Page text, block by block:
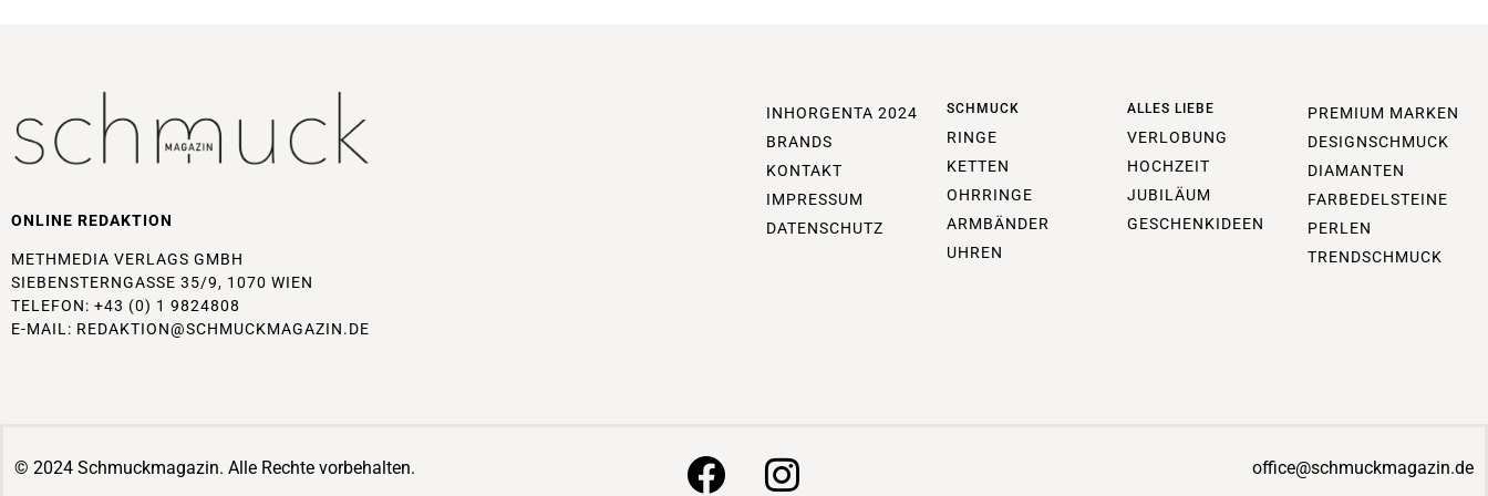
ONLINE REDAKTION
METHMEDIA VERLAGS GMBH
SIEBENSTERNGASSE 35/9, 1070 WIEN
TELEFON: +43 (0) 1 9824808
E-MAIL: REDAKTION@SCHMUCKMAGAZIN.DE
INHORGENTA 2024
BRANDS
KONTAKT
IMPRESSUM
DATENSCHUTZ
SCHMUCK
RINGE
KETTEN
OHRRINGE
ARMBÄNDER
UHREN
ALLES LIEBE
VERLOBUNG
HOCHZEIT
JUBILÄUM
GESCHENKIDEEN
PREMIUM MARKEN
DESIGNSCHMUCK
DIAMANTEN
FARBEDELSTEINE
PERLEN
TRENDSCHMUCK
© 2024 Schmuckmagazin. Alle Rechte vorbehalten. office@schmuckmagazin.de